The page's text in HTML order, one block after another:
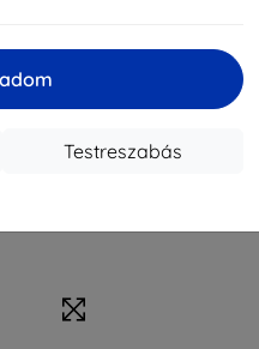
Testreszabás